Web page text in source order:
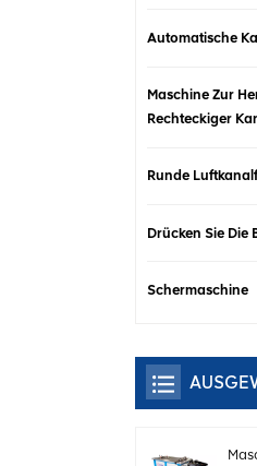
Automatische
Maschine Zur
Rechteckiger
Runde
Drücken Sie Die
Schermaschine